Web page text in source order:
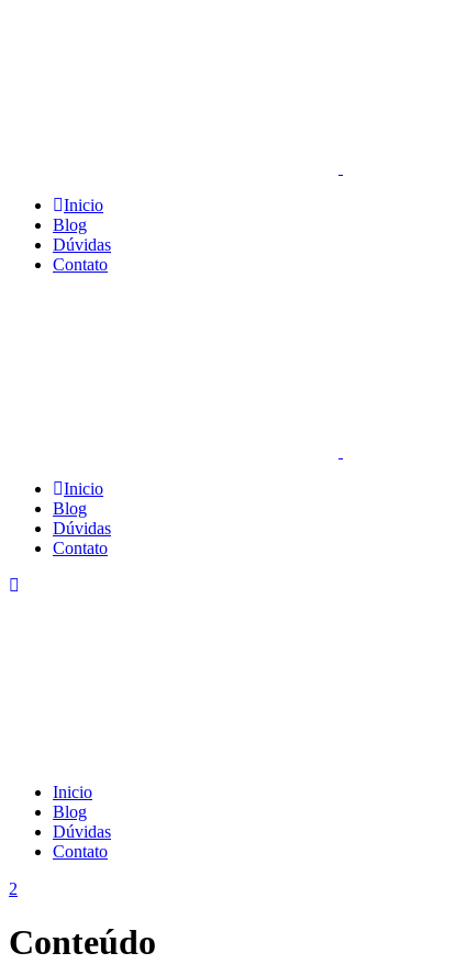
Inicio
Blog
Dúvidas
Contato
Inicio
Blog
Dúvidas
Contato
Inicio
Blog
Dúvidas
Contato
Conteúdo